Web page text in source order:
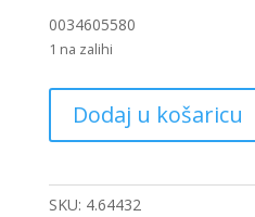
0034605580
1 na zalihi
VOLANA
ACTROS
Dodaj u košaricu
SKU: 4.64432